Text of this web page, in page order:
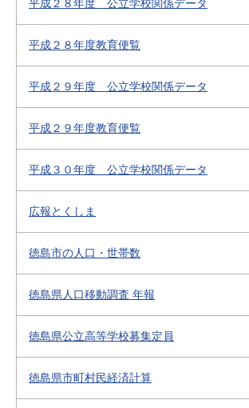
平成２８年度 公立学校関係データ
平成２８年度教育便覧
平成２９年度 公立学校関係データ
平成２９年度教育便覧
平成３０年度 公立学校関係データ
広報とくしま
徳島市の人口・世帯数
徳島県人口移動調査 年報
徳島県公立高等学校募集定員
徳島県市町村民経済計算